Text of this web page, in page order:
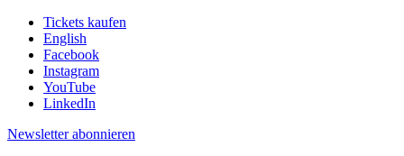
Tickets kaufen
English
Facebook
Instagram
YouTube
LinkedIn
Newsletter abonnieren